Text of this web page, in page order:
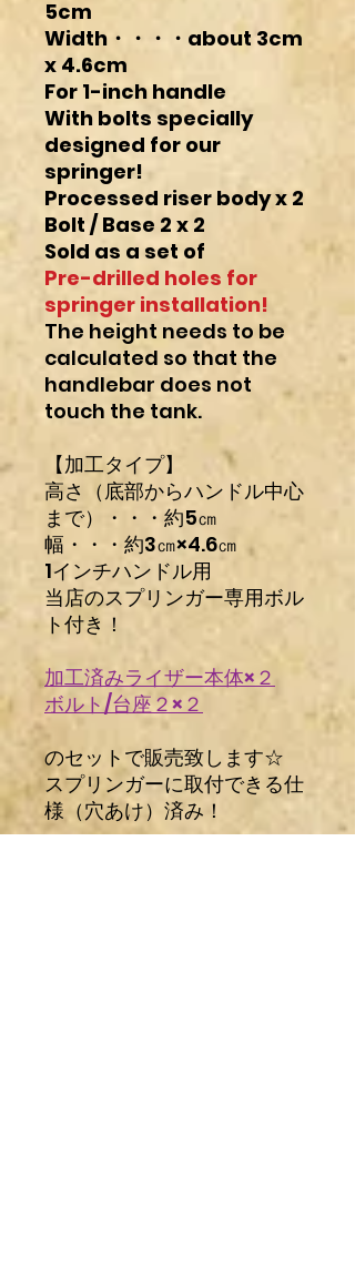
5cm
Width・・・・about 3cm
x 4.6cm
For 1-inch handle
With bolts specially
designed for our
springer!
Processed riser body x 2
Bolt / Base 2 x 2
Sold as a set of
Pre-drilled holes for
springer installation!
The height needs to be
calculated so that the
handlebar does not
touch the tank.
【加工タイプ】
高さ（底部からハンドル中心
まで）・・・約5㎝
幅・・・約3㎝×4.6㎝
1インチハンドル用
当店のスプリンガー専用ボル
ト付き！
加工済みライザー本体×２
ボルト/台座２×２
のセットで販売致します☆
スプリンガーに取付できる仕
様（穴あけ）済み！